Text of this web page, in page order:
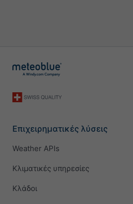
Επιχειρηματικές λύσεις
Weather APIs
Κλιματικές υπηρεσίες
Κλάδοι